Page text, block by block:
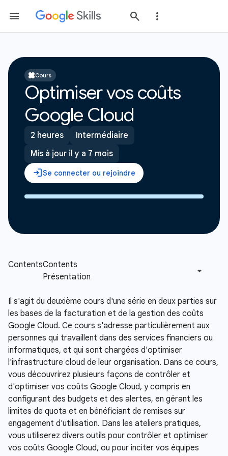
Cours
Optimiser vos coûts
Google Cloud
2 heures
Intermédiaire
Mis à jour il y a 7 mois
Il s'agit du deuxième cours d'une série en deux parties sur
les bases de la facturation et de la gestion des coûts
Google Cloud. Ce cours s'adresse particulièrement aux
personnes qui travaillent dans des services financiers ou
informatiques, et qui sont chargées d'optimiser
l'infrastructure cloud de leur organisation. Dans ce cours,
vous découvrirez plusieurs façons de contrôler et
d'optimiser vos coûts Google Cloud, y compris en
configurant des budgets et des alertes, en gérant les
limites de quota et en bénéficiant de remises sur
engagement d'utilisation. Dans les ateliers pratiques,
vous utiliserez divers outils pour contrôler et optimiser
vos coûts Google Cloud, ou pour inciter vos équipes